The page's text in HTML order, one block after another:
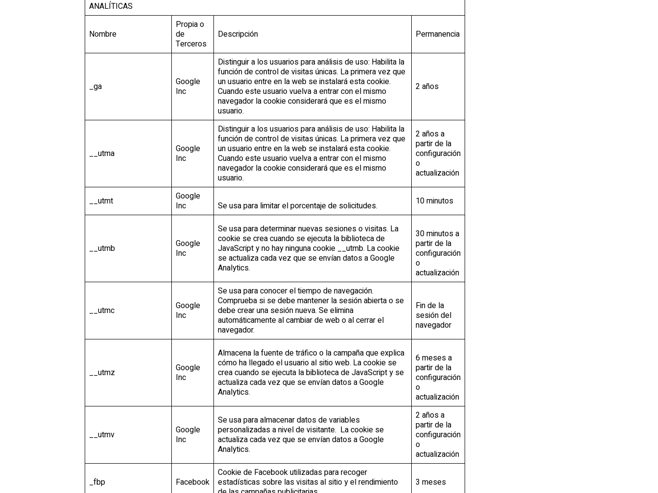
ANALÍTICAS
Nombre
Propia o
de
Terceros
Descripción Permanencia
_ga
Google
Inc
Distinguir a los usuarios para análisis de uso: Habilita la
función de control de visitas únicas. La primera vez que
un usuario entre en la web se instalará esta cookie.
Cuando este usuario vuelva a entrar con el mismo
navegador la cookie considerará que es el mismo
usuario.
2 años
__utma
Google
Inc
Distinguir a los usuarios para análisis de uso: Habilita la
función de control de visitas únicas. La primera vez que
un usuario entre en la web se instalará esta cookie.
Cuando este usuario vuelva a entrar con el mismo
navegador la cookie considerará que es el mismo
usuario.
2 años a
partir de la
configuración
o
actualización
__utmt
Google
Inc
Se usa para limitar el porcentaje de solicitudes. 10 minutos
__utmb
Google
Inc
Se usa para determinar nuevas sesiones o visitas. La
cookie se crea cuando se ejecuta la biblioteca de
JavaScript y no hay ninguna cookie __utmb. La cookie
se actualiza cada vez que se envían datos a Google
Analytics.
30 minutos a
partir de la
configuración
o
actualización
__utmc
Google
Inc
Se usa para conocer el tiempo de navegación.
Comprueba si se debe mantener la sesión abierta o se
debe crear una sesión nueva. Se elimina
automáticamente al cambiar de web o al cerrar el
navegador.
Fin de la
sesión del
navegador
__utmz
Google
Inc
Almacena la fuente de tráfico o la campaña que explica
cómo ha llegado el usuario al sitio web. La cookie se
crea cuando se ejecuta la biblioteca de JavaScript y se
actualiza cada vez que se envían datos a Google
Analytics.
6 meses a
partir de la
configuración
o
actualización
__utmv
Google
Inc
Se usa para almacenar datos de variables
personalizadas a nivel de visitante. La cookie se
actualiza cada vez que se envían datos a Google
Analytics.
2 años a
partir de la
configuración
o
actualización
_fbp Facebook
Cookie de Facebook utilizadas para recoger
estadísticas sobre las visitas al sitio y el rendimiento
3 meses